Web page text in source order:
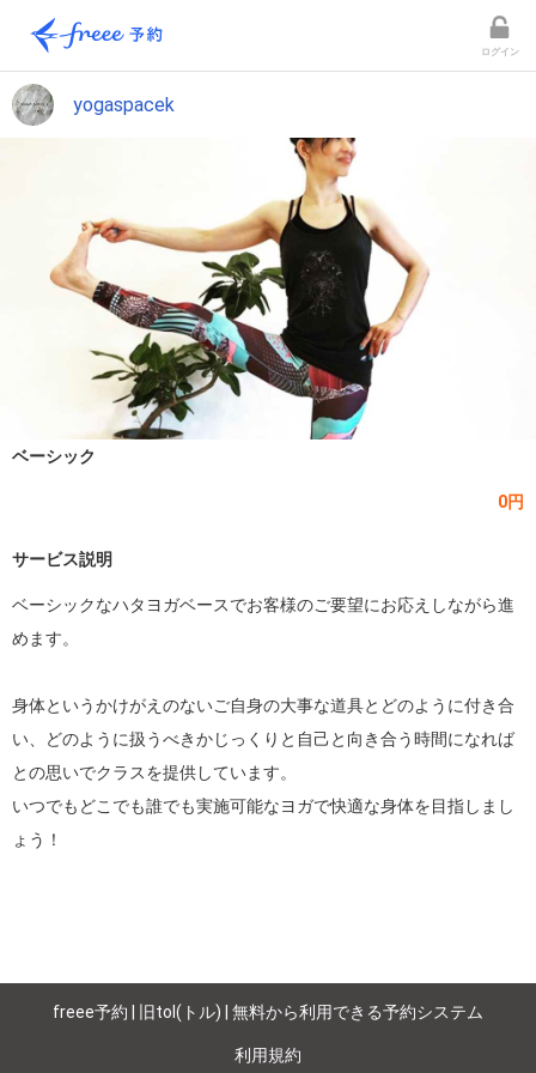
ログイン
yogaspacek
ベーシック
0円
サービス説明
ベーシックなハタヨガベースでお客様のご要望にお応えしながら進
めます。
身体というかけがえのないご自身の大事な道具とどのように付き合
い、どのように扱うべきかじっくりと自己と向き合う時間になれば
との思いでクラスを提供しています。
いつでもどこでも誰でも実施可能なヨガで快適な身体を目指しまし
ょう！
freee予約 | 旧tol(トル) | 無料から利用できる予約システム
利用規約